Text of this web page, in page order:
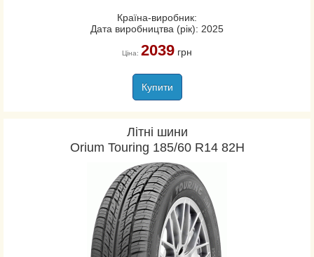
Країна-виробник:
Дата виробництва (рік): 2025
Ціна: 2039грн
Купити
Літні шини
Orium Touring 185/60 R14 82H